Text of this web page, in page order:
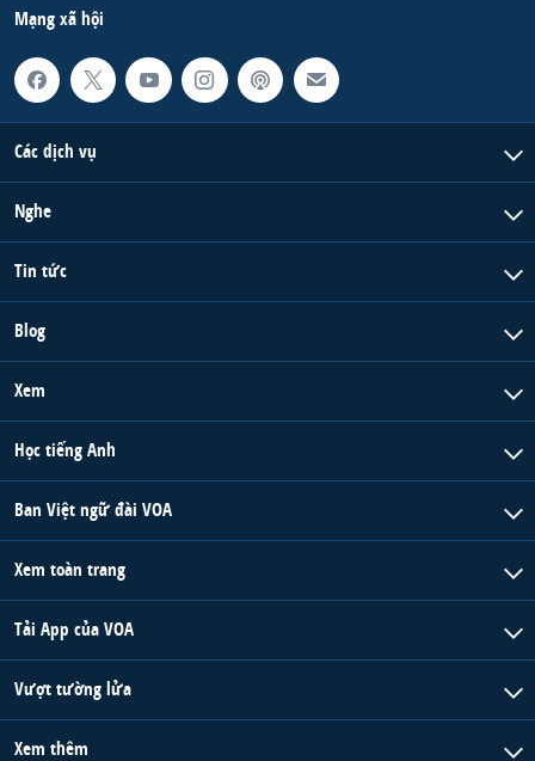
Mạng xã hội
Các dịch vụ
Nghe
Tin tức
Blog
Xem
Học tiếng Anh
Ban Việt ngữ đài VOA
Xem toàn trang
Tải App của VOA
Vượt tường lửa
Xem thêm